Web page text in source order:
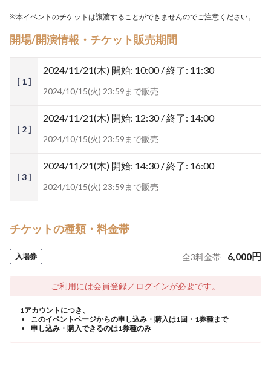
※本イベントのチケットは譲渡することができませんのでご注意ください。
開場/開演情報・チケット販売期間
[ 1 ]
2024/11/21(木) 開始: 10:00 / 終了: 11:30
2024/10/15(火) 23:59まで販売
[ 2 ]
2024/11/21(木) 開始: 12:30 / 終了: 14:00
2024/10/15(火) 23:59まで販売
[ 3 ]
2024/11/21(木) 開始: 14:30 / 終了: 16:00
2024/10/15(火) 23:59まで販売
チケットの種類・料金帯
入場券 全3料金帯 6,000円
ご利用には会員登録／ログインが必要です。
1アカウントにつき、
このイベントページからの申し込み・購入は1回・1券種まで
申し込み・購入できるのは1券種のみ